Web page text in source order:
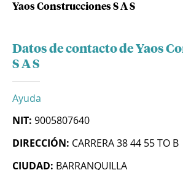
Yaos Construcciones S A S
Datos de contacto de Yaos
S A S
Ayuda
NIT: 9005807640
DIRECCIÓN: CARRERA 38 44 55 TO B
CIUDAD: BARRANQUILLA